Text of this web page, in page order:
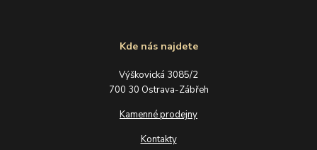
Kde nás najdete
Výškovická 3085/2
700 30 Ostrava-Zábřeh
Kamenné prodejny
Kontakty